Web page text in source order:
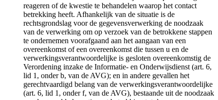
reageren of de kwestie te behandelen waarop het contact
betrekking heeft. Afhankelijk van de situatie is de
rechtsgrondslag voor de gegevensverwerking de noodzaak
van de verwerking om op verzoek van de betrokkene stappen
te ondernemen voorafgaand aan het aangaan van een
overeenkomst of een overeenkomst die tussen u en de
verwerkingsverantwoordelijke is gesloten overeenkomstig de
Verordening inzake de Informatie- en Onderwijsdienst (art. 6,
lid 1, onder b, van de AVG); en in andere gevallen het
gerechtvaardigd belang van de verwerkingsverantwoordelijke
(art. 6, lid 1, onder f, van de AVG), bestaande uit de noodzaak